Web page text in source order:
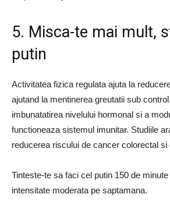
5. Misca-te mai mult,
putin
Activitatea fizica regulata ajuta la
ajutand la mentinerea greutatii sub
imbunatatirea nivelului hormonal si a
functioneaza sistemul imunitar. Studiile
reducerea riscului de cancer colorectal si
Tinteste-te sa faci cel putin 150 de
intensitate moderata pe saptamana.